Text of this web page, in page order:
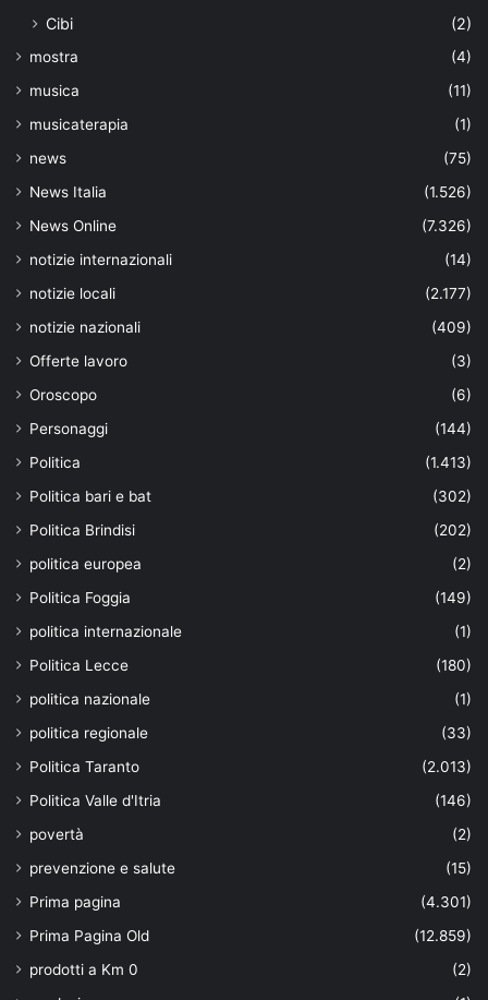
Cibi (2)
mostra
(4)
musica
(11)
musicaterapia
(1)
news
(75)
News Italia
(1.526)
News Online
(7.326)
notizie internazionali
(14)
notizie locali
(2.177)
notizie nazionali
(409)
Offerte lavoro
(3)
Oroscopo
(6)
Personaggi
(144)
Politica
(1.413)
Politica bari e bat
(302)
Politica Brindisi
(202)
politica europea
(2)
Politica Foggia
(149)
politica internazionale
(1)
Politica Lecce
(180)
politica nazionale
(1)
politica regionale
(33)
Politica Taranto
(2.013)
Politica Valle d'Itria
(146)
povertà
(2)
prevenzione e salute
(15)
Prima pagina
(4.301)
Prima Pagina Old
(12.859)
prodotti a Km 0
(2)